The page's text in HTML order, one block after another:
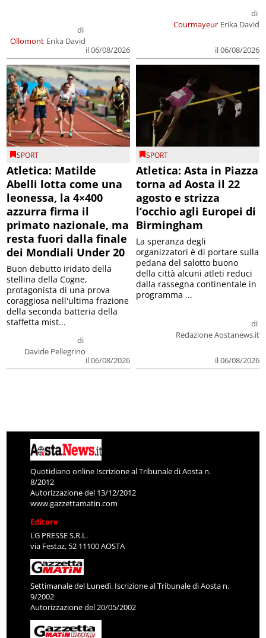
Ollomont
di
Erika David
il 06/08/2026
Courmayeur
di
Erika David
il 06/08/2026
SPORT
Atletica: Matilde
Abelli lotta come una
leonessa, la 4×400
azzurra firma il
primato nazionale, ma
resta fuori dalla finale
dei Mondiali Under 20
di
Davide Pellegrino
il 06/08/2026
Buon debutto iridato della
stellina della Cogne,
protagonista di una prova
coraggiosa nell'ultima frazione
della seconda batteria della
staffetta mist...
SPORT
Atletica: Asta in Piazza
torna ad Aosta il 22
agosto e strizza
l’occhio agli Europei di
Birmingham
di
Redazione Aostanews.it
il 06/08/2026
La speranza degli
organizzatori è di portare sulla
pedana del salotto buono
della città alcuni atleti reduci
dalla rassegna continentale in
programma ...
Quotidiano online Iscrizione al Tribunale di Aosta n.
8/2012
Autorizzazione del 13/12/2012
www.gazzettamatin.com
Editore
LG PRESSE S.R.L.
via Festaz, 52 11100 AOSTA
Settimanale del Lunedì. Iscrizione al Tribunale di Aosta n.
9/2002
Autorizzazione del 20/05/2002